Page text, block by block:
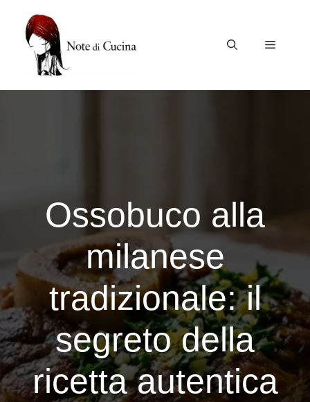
contenuto
Menu
Ossobuco alla
milanese
tradizionale: il
segreto della
ricetta autentica